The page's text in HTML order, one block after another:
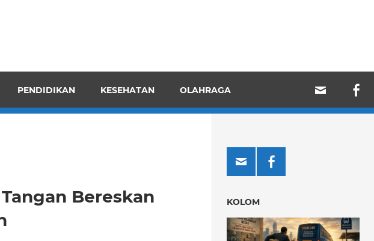
PENDIDIKAN KESEHATAN OLAHRAGA
Bereskan
KOLOM